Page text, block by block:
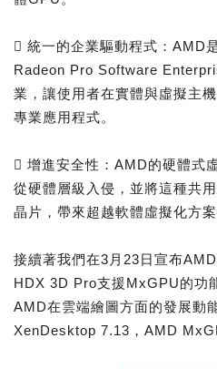
 統一的企業驅動程式：AMD
Radeon Pro Software
業，讓使用者在實體與虛擬主
專業應用程式。
 增進安全性：AMD的硬體式
從硬體層級入侵，並將這種共
晶片，帶來超越軟體虛擬化方案
接續著我們在3月23日宣布
HDX 3D Pro支援MxGPU的功
AMD在雲端繪圖方面的發展動
XenDesktop 7.13，AMD